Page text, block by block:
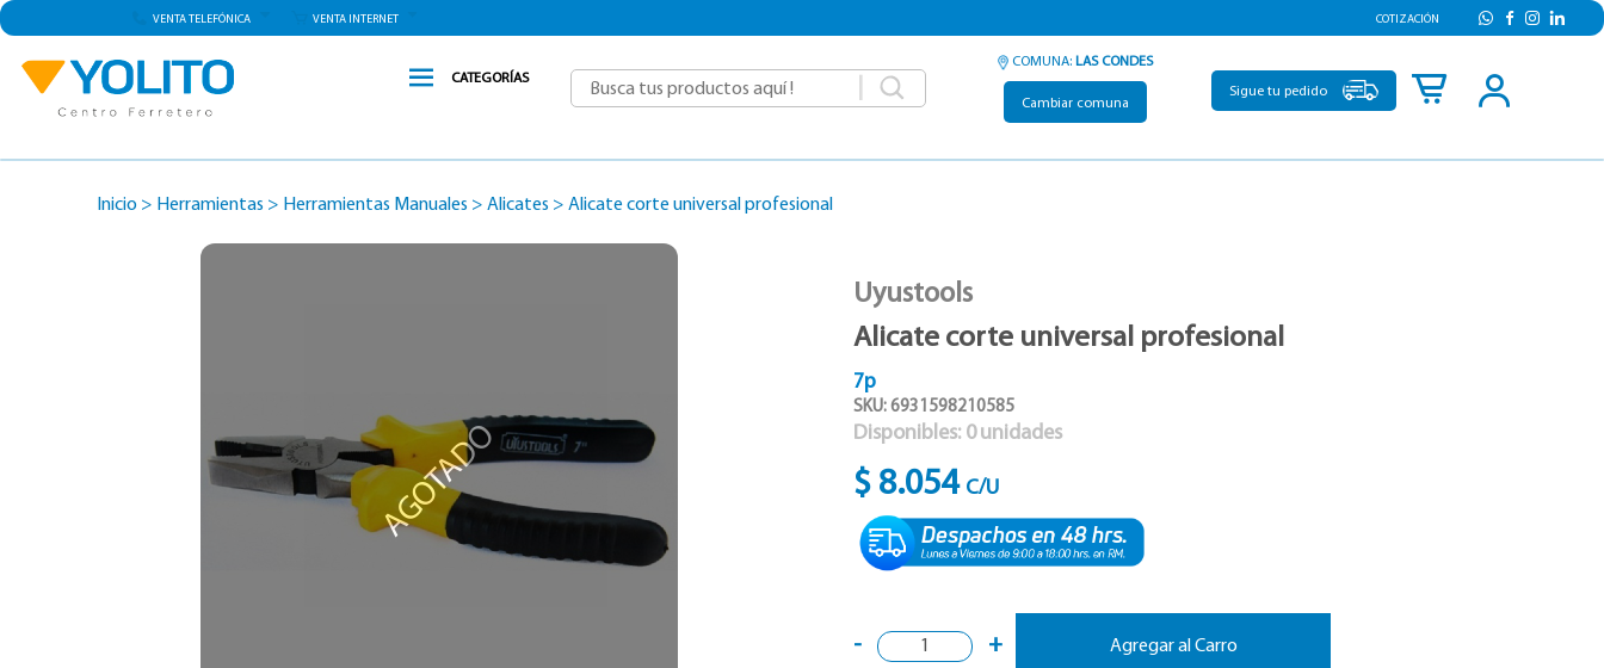
VENTA TELEFÓNICA VENTA INTERNET COTIZACIÓN
CATEGORÍAS
COMUNA: LAS CONDES
Cambiar comuna
Sigue tu pedido
Inicio > Herramientas > Herramientas Manuales > Alicates > Alicate corte universal profesional
AGOTADO
Uyustools
Alicate corte universal profesional
7p
SKU: 6931598210585
Disponibles: 0 unidades
$ 8.054 C/U
- + Agregar al Carro